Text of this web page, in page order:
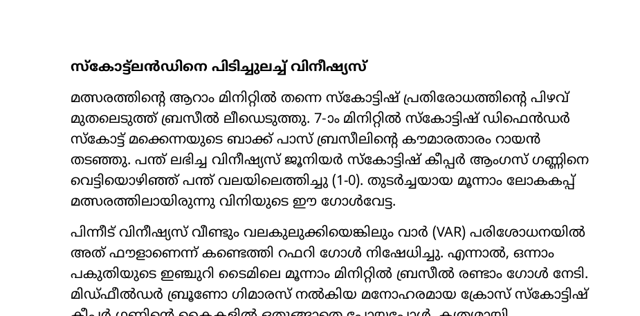
സ്കോട്ട്ലൻഡിനെ പിടിച്ചുലച്ച് വിനീഷ്യസ്
മത്സരത്തിന്‍റെ ആറാം മിനിറ്റിൽ തന്നെ സ്കോട്ടിഷ് പ്രതിരോധത്തിന്‍റെ പിഴവ്
മുതലെടുത്ത് ബ്രസീൽ ലീഡെടുത്തു. 7-ാം മിനിറ്റിൽ സ്കോട്ടിഷ് ഡിഫെൻഡർ
സ്കോട്ട് മക്കെന്നയുടെ ബാക്ക് പാസ് ബ്രസീലിന്‍റെ കൗമാരതാരം റായൻ
തടഞ്ഞു. പന്ത് ലഭിച്ച വിനീഷ്യസ് ജൂനിയർ സ്കോട്ടിഷ് കീപ്പർ ആംഗസ് ഗണ്ണിനെ
വെട്ടിയൊഴിഞ്ഞ് പന്ത് വലയിലെത്തിച്ചു (1-0). തുടർച്ചയായ മൂന്നാം ലോകകപ്പ്
മത്സരത്തിലായിരുന്നു വിനിയുടെ ഈ ഗോൾവേട്ട.
പിന്നീട് വിനീഷ്യസ് വീണ്ടും വലകുലുക്കിയെങ്കിലും വാർ (VAR) പരിശോധനയിൽ
അത് ഫൗളാണെന്ന് കണ്ടെത്തി റഫറി ഗോൾ നിഷേധിച്ചു. എന്നാൽ, ഒന്നാം
പകുതിയുടെ ഇഞ്ചുറി ടൈമിലെ മൂന്നാം മിനിറ്റിൽ ബ്രസീൽ രണ്ടാം ഗോൾ നേടി.
മിഡ്ഫീൽഡർ ബ്രൂണോ ഗിമാരസ് നൽകിയ മനോഹരമായ ക്രോസ് സ്കോട്ടിഷ്